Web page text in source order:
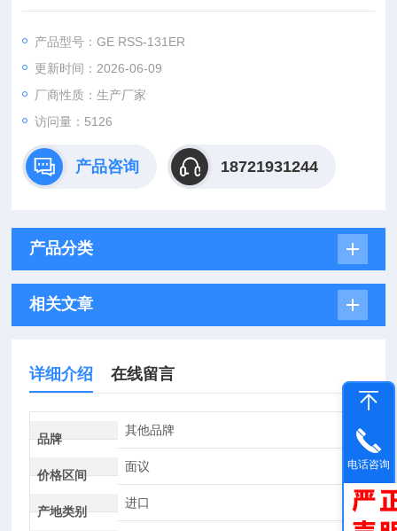
计、风速风向仪等气象设备共同组成整套设备使用。设备内部已
了模块设计。主板（控制部分）、静电计、高压球、电源等等均
可以由用户自己完成更换（静电计更换需要特殊要求）。
产品型号：GE RSS-131ER
更新时间：2026-06-09
厂商性质：生产厂家
访问量：5126
产品咨询 18721931244
产品分类
相关文章
详细介绍 在线留言
品牌
其他品牌
价格区间
面议
产地类别
进口
电话咨询